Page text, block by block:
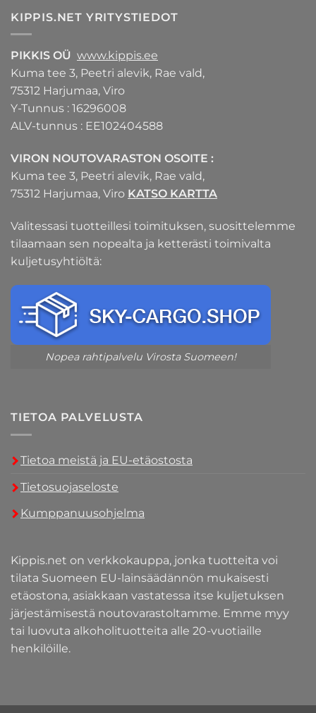
KIPPIS.NET YRITYSTIEDOT
PIKKIS OÜ www.kippis.ee
Kuma tee 3, Peetri alevik, Rae vald,
75312 Harjumaa, Viro
Y-Tunnus : 16296008
ALV-tunnus : EE102404588
VIRON NOUTOVARASTON OSOITE :
Kuma tee 3, Peetri alevik, Rae vald,
75312 Harjumaa, Viro KATSO KARTTA
Valitessasi tuotteillesi toimituksen, suosittelemme
tilaamaan sen nopealta ja ketterästi toimivalta
kuljetusyhtiöltä:
Nopea rahtipalvelu Virosta Suomeen!
TIETOA PALVELUSTA
Tietoa meistä ja EU-etäostosta
Tietosuojaseloste
Kumppanuusohjelma
Kippis.net on verkkokauppa, jonka tuotteita voi
tilata Suomeen EU-lainsäädännön mukaisesti
etäostona, asiakkaan vastatessa itse kuljetuksen
järjestämisestä noutovarastoltamme. Emme myy
tai luovuta alkoholituotteita alle 20-vuotiaille
henkilöille.